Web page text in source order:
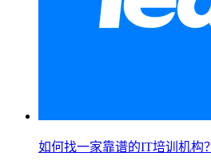
如何找一家靠谱的IT培训机构？